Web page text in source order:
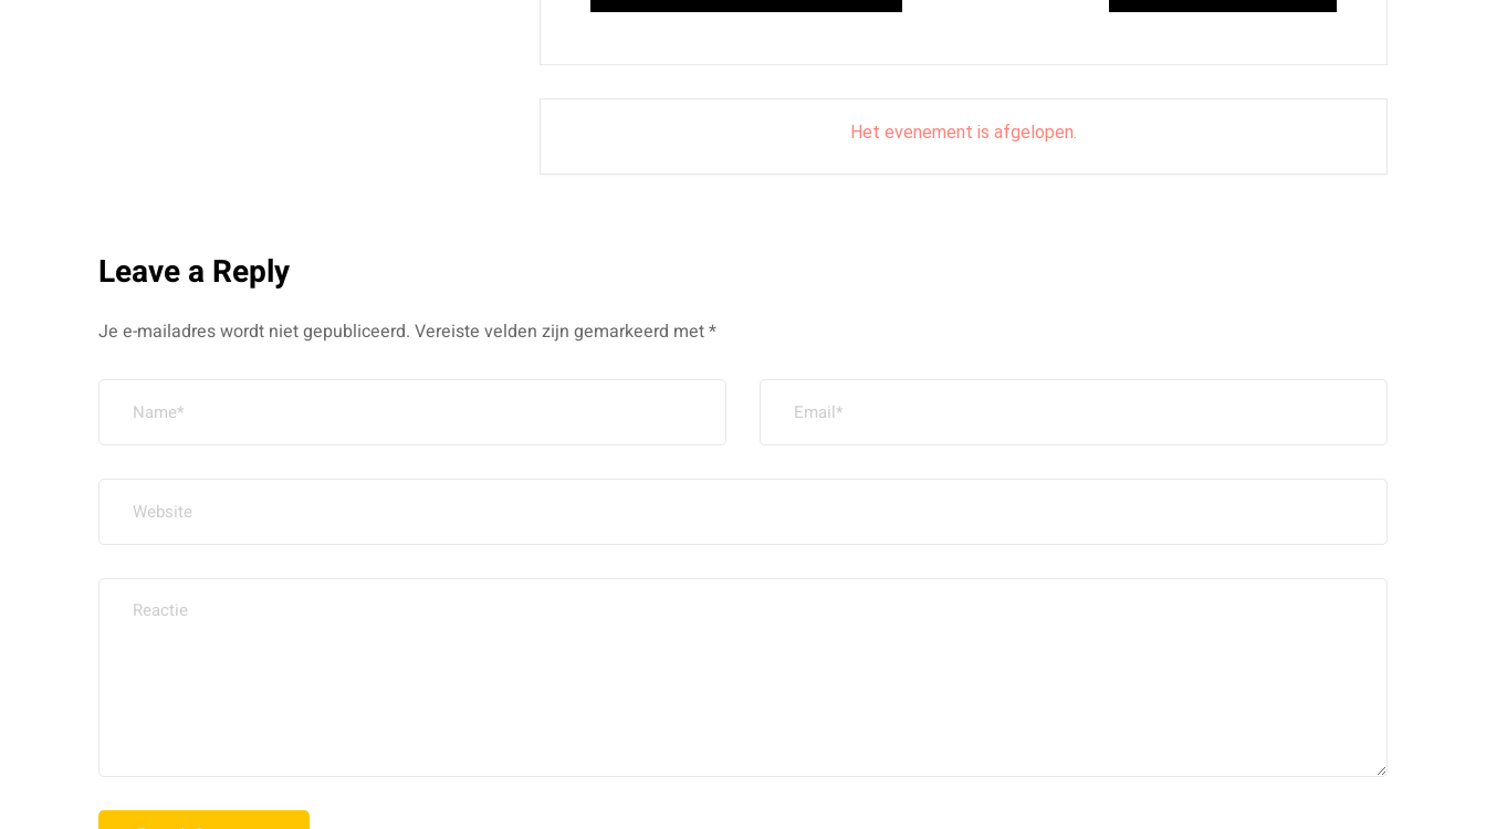
Het evenement is afgelopen.
Leave a Reply
Je e-mailadres wordt niet gepubliceerd. Vereiste velden zijn gemarkeerd met*